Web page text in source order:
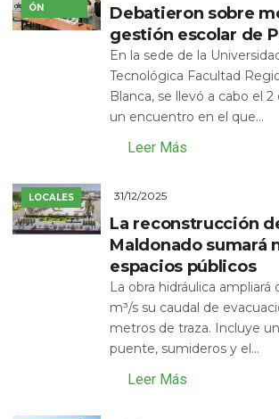
ÓN
Debatieron sobre
gestión escolar de
En la sede de la
Tecnológica Facultad
Blanca, se llevó a cabo el
un encuentro en el que...
Leer Más
LOCALES 31/12/2025
La reconstrucción
Maldonado sumará
espacios públicos
La obra hidráulica
m³/s su caudal de
metros de traza. Incluye
puente, sumideros y el...
Leer Más